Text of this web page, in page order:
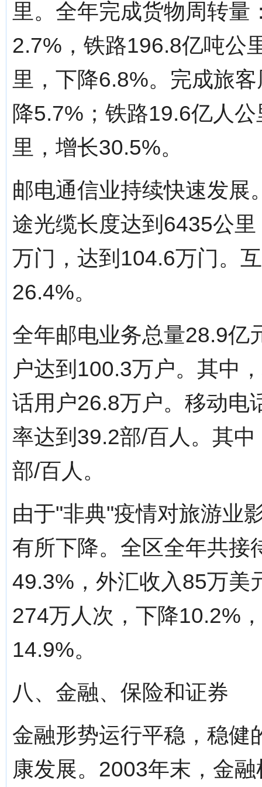
里。全年完成货物周转量
2.7%，铁路196.8亿吨公
里，下降6.8%。完成旅
降5.7%；铁路19.6亿人
里，增长30.5%。
邮电通信业持续快速发展
途光缆长度达到6435公
万门，达到104.6万门。
26.4%。
全年邮电业务总量28.9亿
户达到100.3万户。其中
话用户26.8万户。移动电
率达到39.2部/百人。其
部/百人。
由于"非典"疫情对旅游业
有所下降。全区全年共接
49.3%，外汇收入85万美
274万人次，下降10.2%
14.9%。
八、金融、保险和证券
金融形势运行平稳，稳健
康发展。2003年末，金